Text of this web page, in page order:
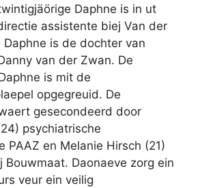
Daphne is in ut
assistente biej Van der
is de dochter van
van der Zwan. De
is mit de
opgegreuid. De
gesecondeerd door
psychiatrische
PAAZ en Melanie Hirsch (21)
Bouwmaat. Daonaeve zorg ein
veur ein veilig